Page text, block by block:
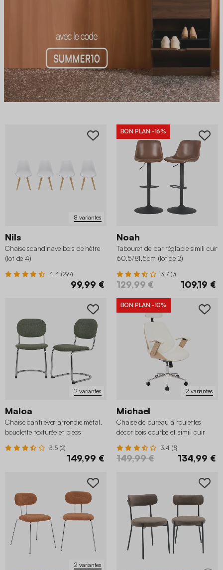
8 variantes
Nils
Chaise scandinave bois de hêtre
(lot de 4)
4.4 (297)
99,99 €
BON PLAN -16%
Noah
Tabouret de bar réglable simili cuir
60,5/81,5cm (lot de 2)
3.7 (7)
129,99 € 109,19 €
2 variantes
Maloa
Chaise cantilever arrondie métal,
bouclette texturée et pieds
3.5 (2)
149,99 €
2 variantes
BON PLAN -10%
Michael
Chaise de bureau à roulettes
décor bois courbé et simili cuir
3.4 (5)
149,99 € 134,99 €
2 variantes